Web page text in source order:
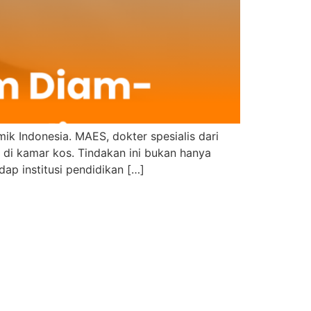
Indonesia. MAES, dokter spesialis dari
kamar kos. Tindakan ini bukan hanya
institusi pendidikan […]